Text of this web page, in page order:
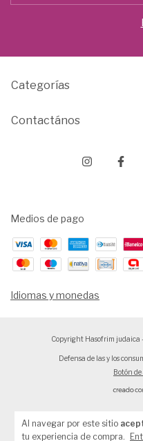
Al navegar por este sitio
tu experiencia de compra.
Categorías
Contactános
Medios de pago
Idiomas y monedas
Copyright Hasofrim judaica -
Defensa de las y los
Botón